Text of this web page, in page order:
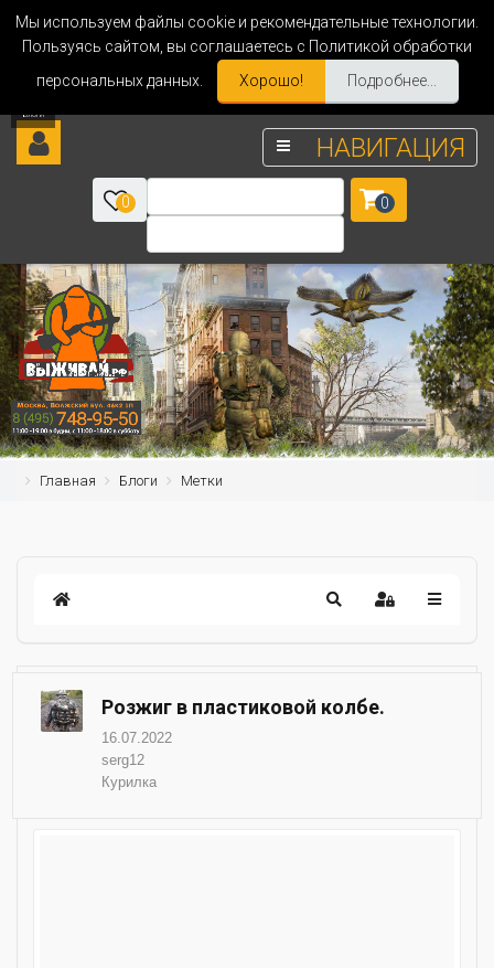
Мы используем файлы cookie и рекомендательные технологии.
Пользуясь сайтом, вы соглашаетесь с Политикой обработки
персональных данных.
Хорошо! Подробнее...
НАВИГАЦИЯ
0 0
Главная Блоги Метки
Розжиг в пластиковой колбе.
16.07.2022
serg12
Курилка